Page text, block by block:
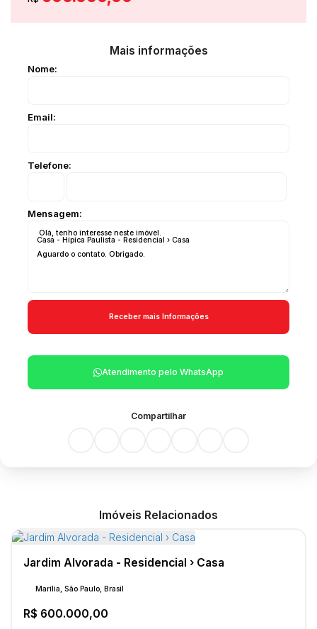
Mais informações
Nome:
Email:
Telefone:
Mensagem:
Atendimento pelo WhatsApp
Compartilhar
Imóveis Relacionados
Jardim Alvorada - Residencial › Casa
R$ 600.000,00
Marília, São Paulo, Brasil